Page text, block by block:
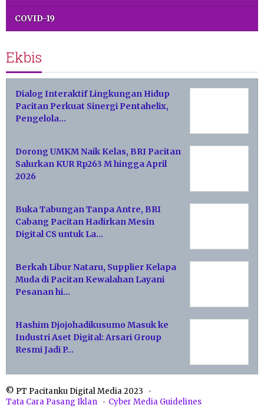
COVID-19
Ekbis
Dialog Interaktif Lingkungan Hidup
Pacitan Perkuat Sinergi Pentahelix,
Pengelola…
Dorong UMKM Naik Kelas, BRI Pacitan
Salurkan KUR Rp263 M hingga April
2026
Buka Tabungan Tanpa Antre, BRI
Cabang Pacitan Hadirkan Mesin
Digital CS untuk La…
Berkah Libur Nataru, Supplier Kelapa
Muda di Pacitan Kewalahan Layani
Pesanan hi…
Hashim Djojohadikusumo Masuk ke
Industri Aset Digital: Arsari Group
Resmi Jadi P…
© PT Pacitanku Digital Media 2023
Tata Cara Pasang Iklan
Cyber Media Guidelines